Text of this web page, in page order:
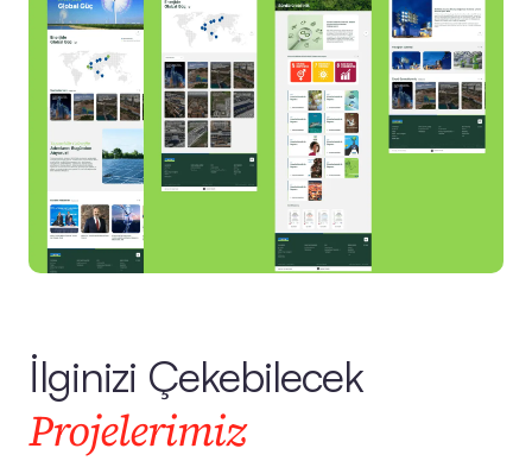
İlginizi Çekebilecek
Projelerimiz